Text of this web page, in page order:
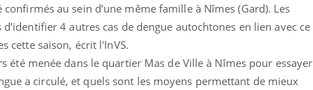
au sein d’une même famille à Nîmes (Gard). Les
4 autres cas de dengue autochtones en lien avec ce
cette saison, écrit l'InVS.
été menée dans le quartier Mas de Ville à Nîmes pour essayer
a circulé, et quels sont les moyens permettant de mieux